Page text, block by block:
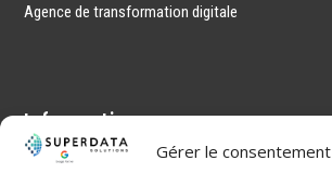
Gérer le consentement
Agence de transformation digitale
Informations
Mentions légales